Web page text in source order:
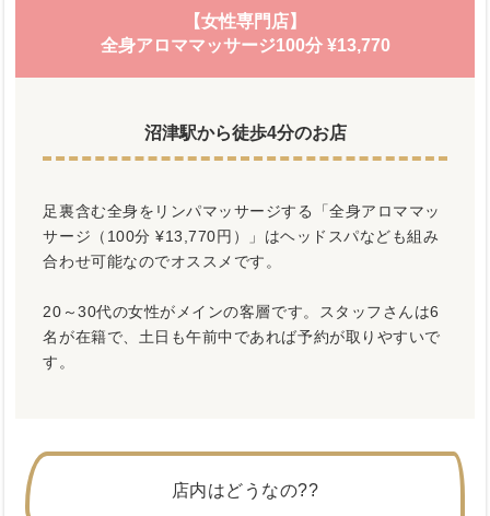
【女性専門店】
全身アロママッサージ100分 ¥13,770
沼津駅から徒歩4分のお店
足裏含む全身をリンパマッサージする「全身アロママッ
サージ（100分 ¥13,770円）」はヘッドスパなども組み
合わせ可能なのでオススメです。
20～30代の女性がメインの客層です。スタッフさんは6
名が在籍で、土日も午前中であれば予約が取りやすいで
す。
店内はどうなの??